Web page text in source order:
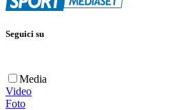
Seguici su
Media
Video
Foto